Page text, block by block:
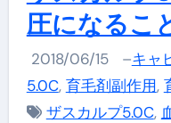
圧になるこ
2018/06/15 –キャ
5.0C, 育毛剤副作用,
ザスカルプ5.0C,